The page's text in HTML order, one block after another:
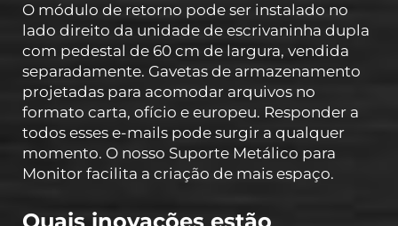
O módulo de retorno pode ser instalado no
lado direito da unidade de escrivaninha dupla
com pedestal de 60 cm de largura, vendida
separadamente. Gavetas de armazenamento
projetadas para acomodar arquivos no
formato carta, ofício e europeu. Responder a
todos esses e-mails pode surgir a qualquer
momento. O nosso Suporte Metálico para
Monitor facilita a criação de mais espaço.